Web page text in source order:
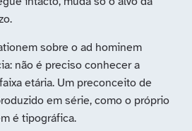
sobre o ad hominem
não é preciso conhecer a
etária. Um preconceito de
em série, como o próprio
é tipográfica.